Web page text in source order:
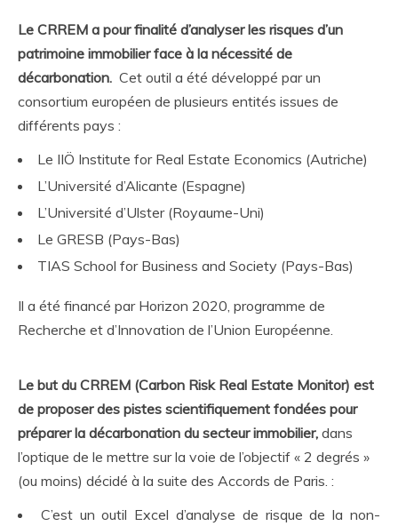
Le CRREM a pour finalité d’analyser les risques d’un
patrimoine immobilier face à la nécessité de
décarbonation. Cet outil a été développé par un
consortium européen de plusieurs entités issues de
différents pays :
Le IIÖ Institute for Real Estate Economics (Autriche)
L’Université d’Alicante (Espagne)
L’Université d’Ulster (Royaume-Uni)
Le GRESB (Pays-Bas)
TIAS School for Business and Society (Pays-Bas)
Il a été financé par Horizon 2020, programme de
Recherche et d’Innovation de l’Union Européenne.
Le but du CRREM (Carbon Risk Real Estate Monitor) est
de proposer des pistes scientifiquement fondées pour
préparer la décarbonation du secteur immobilier, dans
l’optique de le mettre sur la voie de l’objectif « 2 degrés »
(ou moins) décidé à la suite des Accords de Paris. :
C’est un outil Excel d’analyse de risque de la non-